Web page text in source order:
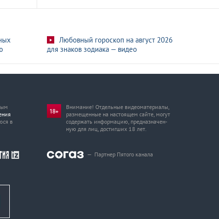
Любовный гороскоп на август 2026
для знаков зодиака — видео
в
Внимание! Отдельные видеоматериалы,
размещенные на настоящем сайте, могут
содержать информацию, предназначен­
ную для лиц, достигших 18 лет.
— Партнер Пятого канала